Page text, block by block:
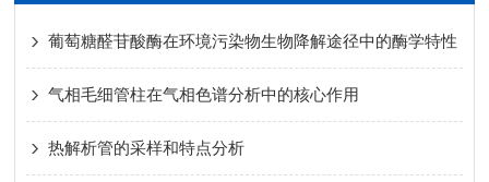
葡萄糖醛苷酸酶在环境污染物生物降解途径中的酶学特性
气相毛细管柱在气相色谱分析中的核心作用
热解析管的采样和特点分析